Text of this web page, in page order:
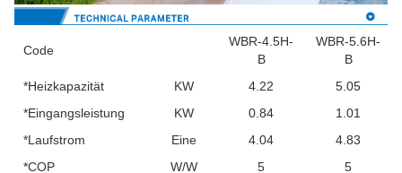
Code
WBR-4.5H-
B
WBR-5.6H-
B
*Heizkapazität
KW 4.22
5.05
*Eingangsleistung
KW 0.84
1.01
*Laufstrom
Eine 4.04
4.83
*COP
W/W 5
5